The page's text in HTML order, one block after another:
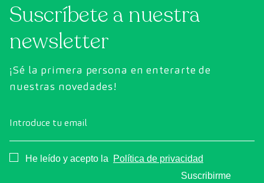
Suscríbete a nuestra
newsletter
¡Sé la primera persona en enterarte de
nuestras novedades!
Introduce tu email
Consentimiento
He leído y acepto la
Política de privacidad
Suscribirme